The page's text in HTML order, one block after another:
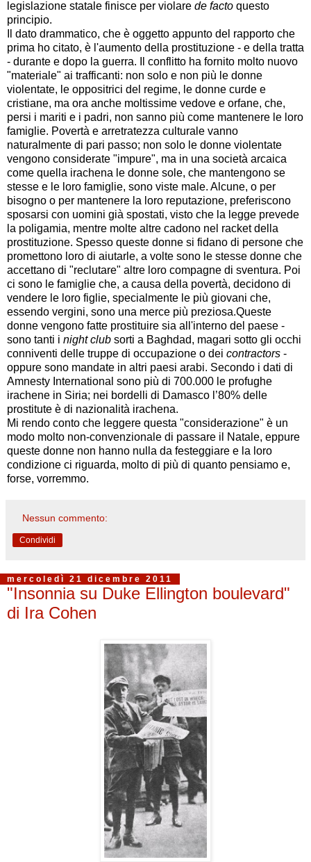
legislazione statale finisce per violare de facto questo
principio.
Il dato drammatico, che è oggetto appunto del rapporto che
prima ho citato, è l'aumento della prostituzione - e della tratta
- durante e dopo la guerra. Il conflitto ha fornito molto nuovo
"materiale" ai trafficanti: non solo e non più le donne
violentate, le oppositrici del regime, le donne curde e
cristiane, ma ora anche moltissime vedove e orfane, che,
persi i mariti e i padri, non sanno più come mantenere le loro
famiglie. Povertà e arretratezza culturale vanno
naturalmente di pari passo; non solo le donne violentate
vengono considerate "impure", ma in una società arcaica
come quella irachena le donne sole, che mantengono se
stesse e le loro famiglie, sono viste male. Alcune, o per
bisogno o per mantenere la loro reputazione, preferiscono
sposarsi con uomini già spostati, visto che la legge prevede
la poligamia, mentre molte altre cadono nel racket della
prostituzione. Spesso queste donne si fidano di persone che
promettono loro di aiutarle, a volte sono le stesse donne che
accettano di "reclutare" altre loro compagne di sventura. Poi
ci sono le famiglie che, a causa della povertà, decidono di
vendere le loro figlie, specialmente le più giovani che,
essendo vergini, sono una merce più preziosa.Queste
donne vengono fatte prostituire sia all'interno del paese -
sono tanti i night club sorti a Baghdad, magari sotto gli occhi
conniventi delle truppe di occupazione o dei contractors -
oppure sono mandate in altri paesi arabi. Secondo i dati di
Amnesty International sono più di 700.000 le profughe
irachene in Siria; nei bordelli di Damasco l’80% delle
prostitute è di nazionalità irachena.
Mi rendo conto che leggere questa "considerazione" è un
modo molto non-convenzionale di passare il Natale, eppure
queste donne non hanno nulla da festeggiare e la loro
condizione ci riguarda, molto di più di quanto pensiamo e,
forse, vorremmo.
Nessun commento:
Condividi
mercoledì 21 dicembre 2011
"Insonnia su Duke Ellington boulevard"
di Ira Cohen